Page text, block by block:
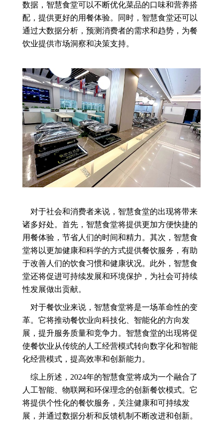
数据，智慧食堂可以不断优化菜品的口味和营养搭
配，提供更好的用餐体验。同时，智慧食堂还可以
通过大数据分析，预测消费者的需求和趋势，为餐
饮业提供市场洞察和决策支持。
对于社会和消费者来说，智慧食堂的出现将带来
诸多好处。首先，智慧食堂将提供更加方便快捷的
用餐体验，节省人们的时间和精力。其次，智慧食
堂将以更加健康和科学的方式提供餐饮服务，有助
于改善人们的饮食习惯和健康状况。此外，智慧食
堂还将促进可持续发展和环境保护，为社会可持续
性发展做出贡献。
对于餐饮业来说，智慧食堂将是一场革命性的变
革。它将推动餐饮业向科技化、智能化的方向发
展，提升服务质量和竞争力。智慧食堂的出现将促
使餐饮业从传统的人工经营模式转向数字化和智能
化经营模式，提高效率和创新能力。
综上所述，2024年的智慧食堂将成为一个融合了
人工智能、物联网和环保理念的创新餐饮模式。它
将提供个性化的餐饮服务，关注健康和可持续发
展，并通过数据分析和反馈机制不断改进和创新。